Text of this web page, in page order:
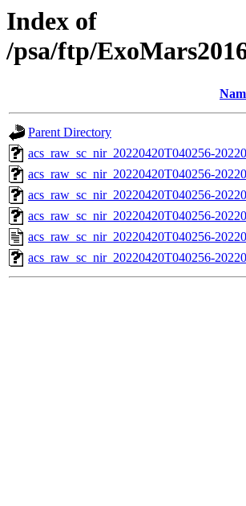
Index of
/psa/ftp/
Parent Directory
acs_raw_sc_nir_20220420T040256-
acs_raw_sc_nir_20220420T040256-
acs_raw_sc_nir_20220420T040256-
acs_raw_sc_nir_20220420T040256-
acs_raw_sc_nir_20220420T040256-
acs_raw_sc_nir_20220420T040256-